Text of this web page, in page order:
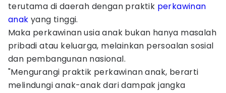
terutama di daerah dengan praktik perkawinan
anak yang tinggi.
Maka perkawinan usia anak bukan hanya masalah
pribadi atau keluarga, melainkan persoalan sosial
dan pembangunan nasional.
"Mengurangi praktik perkawinan anak, berarti
melindungi anak-anak dari dampak jangka